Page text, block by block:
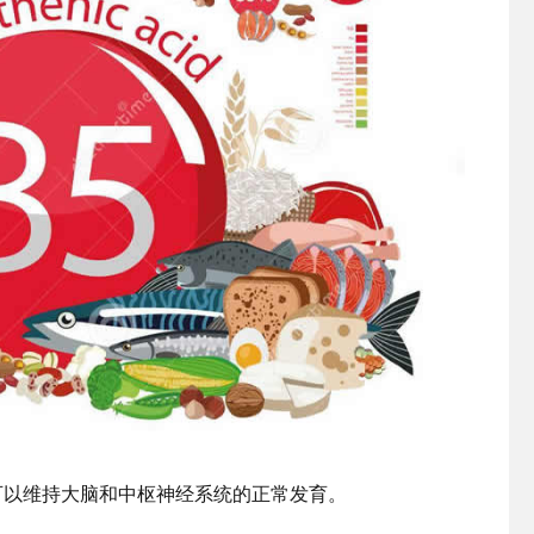
维持大脑和中枢神经系统的正常发育。